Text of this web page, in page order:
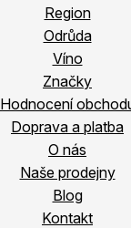
Region
Odrůda
Víno
Značky
Hodnocení
Doprava a platba
O nás
Naše prodejny
Blog
Kontakt